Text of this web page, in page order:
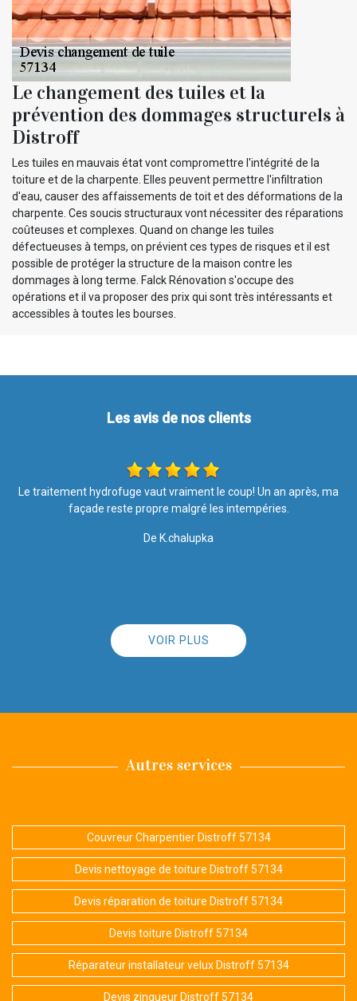
Le changement des tuiles et la
prévention des dommages structurels à
Distroff
Les tuiles en mauvais état vont compromettre l'intégrité de la
toiture et de la charpente. Elles peuvent permettre l'infiltration
d'eau, causer des affaissements de toit et des déformations de la
charpente. Ces soucis structuraux vont nécessiter des réparations
coûteuses et complexes. Quand on change les tuiles
défectueuses à temps, on prévient ces types de risques et il est
possible de protéger la structure de la maison contre les
dommages à long terme. Falck Rénovation s'occupe des
opérations et il va proposer des prix qui sont très intéressants et
accessibles à toutes les bourses.
Les avis de nos clients
Travail soigné Très satisfaite de l’entretien de la toiture Équipe
sérieuse
De Brindille57
VOIR PLUS
Autres services
Couvreur Charpentier Distroff 57134
Devis nettoyage de toiture Distroff 57134
Devis réparation de toiture Distroff 57134
Devis toiture Distroff 57134
Réparateur installateur velux Distroff 57134
Devis zingueur Distroff 57134